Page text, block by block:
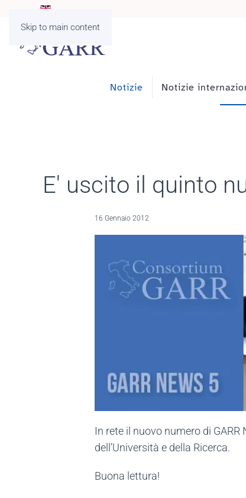
Skip to main content
Notizie Notizie
E' uscito il quinto
16 Gennaio 2012
In rete il nuovo numero di
dell’Università e della Ricerca.
Buona lettura!